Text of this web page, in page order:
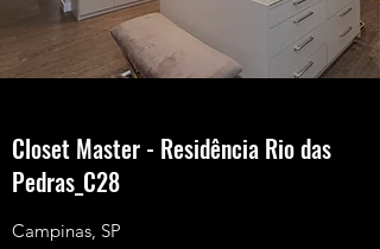
Closet Master - Residência Rio das
Pedras_C28
Campinas, SP